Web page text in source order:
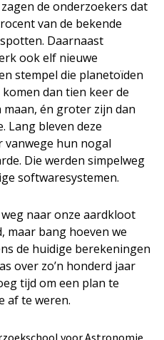
de onderzoekers dat
van de bekende
Daarnaast
ook elf nieuwe
stempel die planetoïden
dan tien keer de
én groter zijn dan
Lang bleven deze
vanwege hun nogal
Die werden simpelweg
softwaresystemen.
naar onze aardkloot
maar bang hoeven we
de huidige berekeningen
over zo’n honderd jaar
tijd om een plan te
af te weren.
voor Astronomie